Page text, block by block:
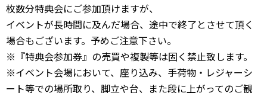
枚数分特典会にご参加頂けますが、
イベントが長時間に及んだ場合、途中で終了とさせて頂く
場合もございます。予めご注意下さい。
※『特典会参加券』の売買や複製等は固く禁止致します。
※イベント会場において、座り込み、手荷物・レジャーシ
ート等での場所取り、脚立や台、また段に上がってのご観